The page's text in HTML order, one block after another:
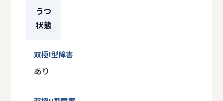
うつ
状態
あり